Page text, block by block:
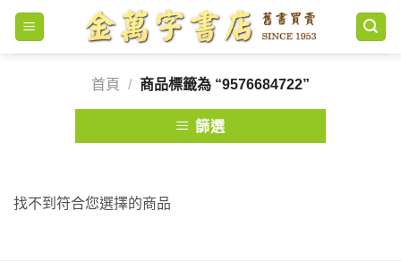
Skip
content
首頁
/ 商品標籤為 “9576684722”
篩選
找不到符合您選擇的商品